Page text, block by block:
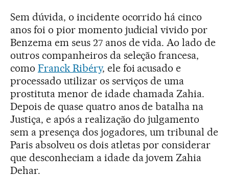
Sem dúvida, o incidente ocorrido há cinco
anos foi o pior momento judicial vivido por
Benzema em seus 27 anos de vida. Ao lado de
outros companheiros da seleção francesa,
como Franck Ribéry, ele foi acusado e
processado utilizar os serviços de uma
prostituta menor de idade chamada Zahia.
Depois de quase quatro anos de batalha na
Justiça, e após a realização do julgamento
sem a presença dos jogadores, um tribunal de
Paris absolveu os dois atletas por considerar
que desconheciam a idade da jovem Zahia
Dehar.